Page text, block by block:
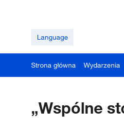
Language
Strona główna Wydarzenia
„Wspólne